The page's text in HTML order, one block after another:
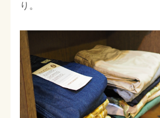
り。